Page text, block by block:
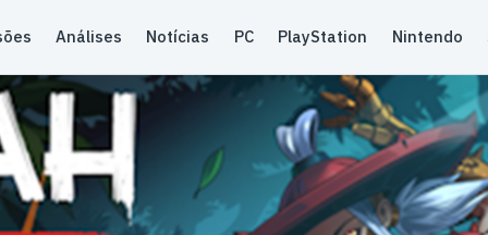
Análises Notícias PC PlayStation Nintendo